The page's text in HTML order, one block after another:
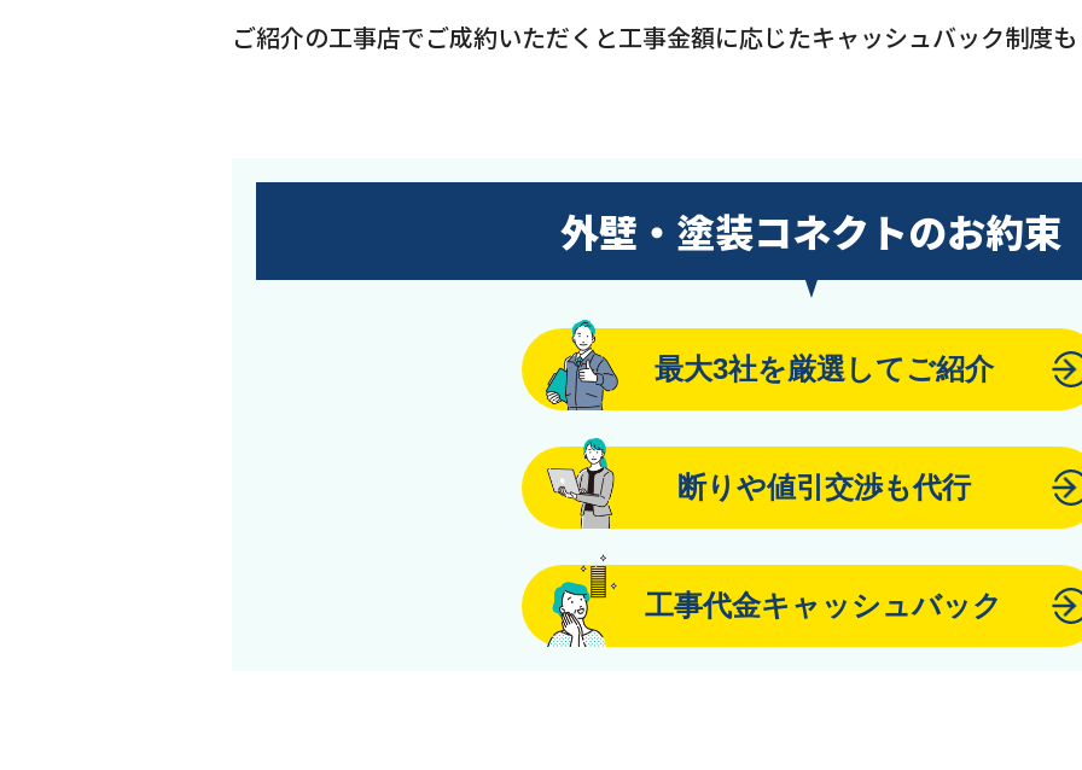
ご紹介の工事店でご成約いただくと工事金額に応じたキャッシュバック制度
外壁・塗装コネクトのお約束
最大3社を厳選してご紹介
断りや値引交渉も代行
工事代金キャッシュバック